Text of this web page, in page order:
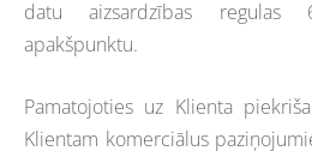
datu aizsardzības regulas
apakšpunktu.
Pamatojoties uz Klienta
Klientam komerciālus